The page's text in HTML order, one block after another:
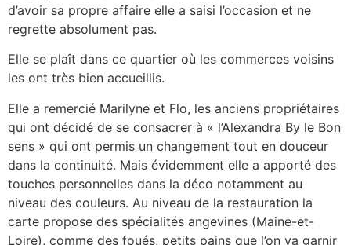
d’avoir sa propre affaire elle a saisi l’occasion et ne
regrette absolument pas.
Elle se plaît dans ce quartier où les commerces voisins
les ont très bien accueillis.
Elle a remercié Marilyne et Flo, les anciens propriétaires
qui ont décidé de se consacrer à « l’Alexandra By le Bon
sens » qui ont permis un changement tout en douceur
dans la continuité. Mais évidemment elle a apporté des
touches personnelles dans la déco notamment au
niveau des couleurs. Au niveau de la restauration la
carte propose des spécialités angevines (Maine-et-
Loire), comme des foués, petits pains que l’on va garnir